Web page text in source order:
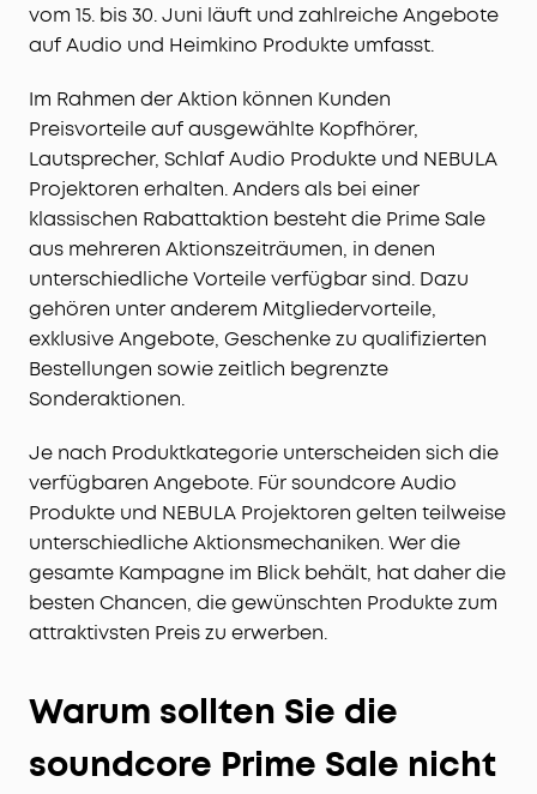
vom 15. bis 30. Juni läuft und zahlreiche Angebote
auf Audio und Heimkino Produkte umfasst.
Im Rahmen der Aktion können Kunden
Preisvorteile auf ausgewählte Kopfhörer,
Lautsprecher, Schlaf Audio Produkte und NEBULA
Projektoren erhalten. Anders als bei einer
klassischen Rabattaktion besteht die Prime Sale
aus mehreren Aktionszeiträumen, in denen
unterschiedliche Vorteile verfügbar sind. Dazu
gehören unter anderem Mitgliedervorteile,
exklusive Angebote, Geschenke zu qualifizierten
Bestellungen sowie zeitlich begrenzte
Sonderaktionen.
Je nach Produktkategorie unterscheiden sich die
verfügbaren Angebote. Für soundcore Audio
Produkte und NEBULA Projektoren gelten teilweise
unterschiedliche Aktionsmechaniken. Wer die
gesamte Kampagne im Blick behält, hat daher die
besten Chancen, die gewünschten Produkte zum
attraktivsten Preis zu erwerben.
Warum sollten Sie die
soundcore Prime Sale nicht